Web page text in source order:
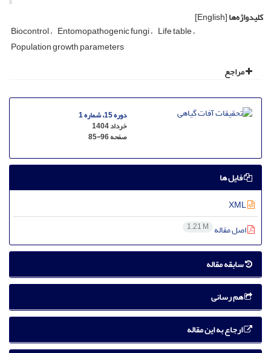
کلیدواژه‌ها[English]
Biocontrol Entomopathogenic fungi Life table
Population growth parameters
مراجع
دوره 15، شماره 1
خرداد 1404
صفحه85-96
فایل ها
اصل مقاله 1.21 M
سابقه مقاله
هم رسانی
ارجاع به این مقاله